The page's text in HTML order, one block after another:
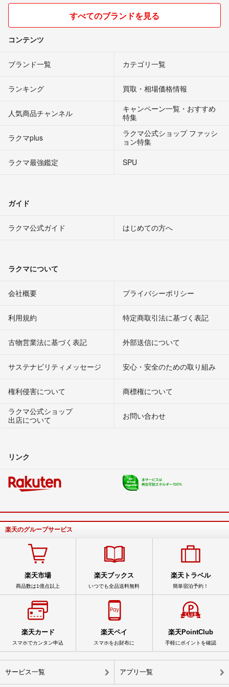
すべてのブランドを見る
コンテンツ
ブランド一覧 カテゴリ一覧
ランキング 買取・相場価格情報
人気商品チャンネル
キャンペーン一覧・おすすめ
特集
ラクマplus
ラクマ公式ショップ ファッシ
ョン特集
ラクマ最強鑑定
SPU
ガイド
ラクマ公式ガイド はじめての方へ
ラクマについて
会社概要 プライバシーポリシー
利用規約 特定商取引法に基づく表記
古物営業法に基づく表記 外部送信について
サステナビリティメッセージ 安心・安全のための取り組み
権利侵害について
商標権について
ラクマ公式ショップ
出店について
お問い合わせ
リンク
楽天のグループサービス
楽天市場
商品数は1億点以上
楽天ブックス
いつでも全品送料無料
楽天トラベル
簡単宿泊予約！
楽天カード
スマホでカンタン申込
楽天ペイ
スマホをお財布に
楽天PointClub
手軽にポイントを確認
サービス一覧 アプリ一覧